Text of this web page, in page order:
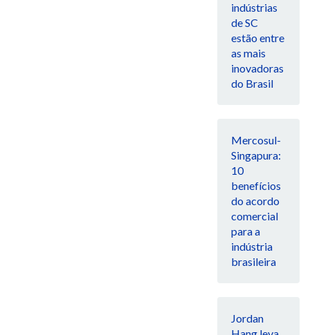
indústrias
de SC
estão entre
as mais
inovadoras
do Brasil
Mercosul-
Singapura:
10
benefícios
do acordo
comercial
para a
indústria
brasileira
Jordan